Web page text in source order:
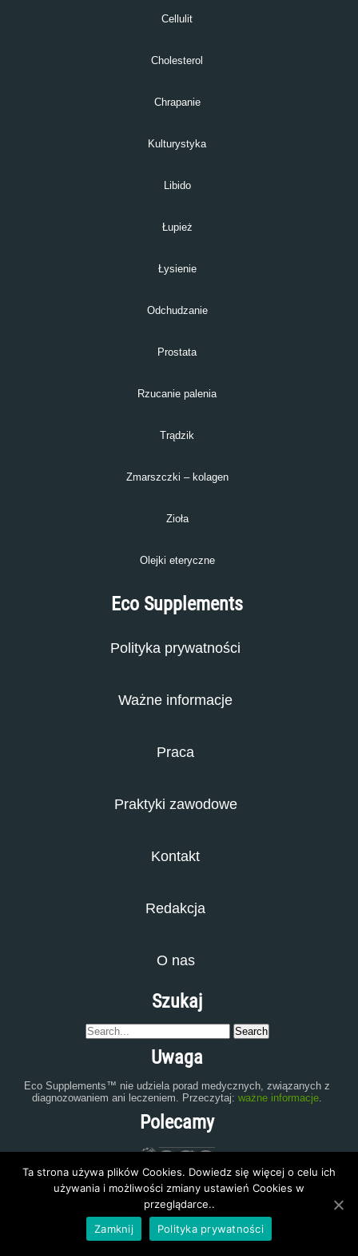
Cellulit
Cholesterol
Chrapanie
Kulturystyka
Libido
Łupież
Łysienie
Odchudzanie
Prostata
Rzucanie palenia
Trądzik
Zmarszczki – kolagen
Zioła
Olejki eteryczne
Eco Supplements
Polityka prywatności
Ważne informacje
Praca
Praktyki zawodowe
Kontakt
Redakcja
O nas
Szukaj
Uwaga
Eco Supplements™ nie udziela porad medycznych, związanych z
diagnozowaniem ani leczeniem. Przeczytaj:ważne informacje.
Polecamy
eco-supplements.com2015 | All Rights Reserved.
Ta strona używa plików Cookies. Dowiedz się więcej o celu ich
używania i możliwości zmiany ustawień Cookies w
przeglądarce..
Zamknij
Polityka prywatności